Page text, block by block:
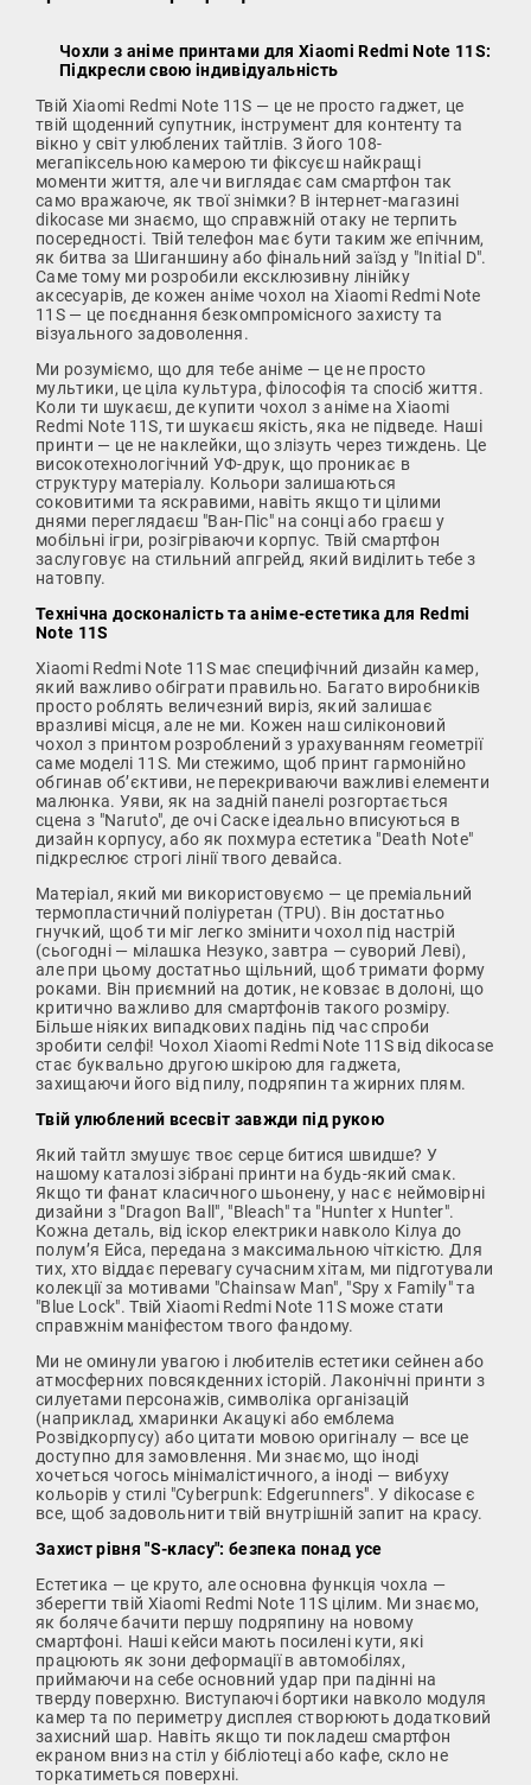
Чохли з аніме принтами для Xiaomi Redmi Note 11S:
Підкресли свою індивідуальність
Твій Xiaomi Redmi Note 11S — це не просто гаджет, це
твій щоденний супутник, інструмент для контенту та
вікно у світ улюблених тайтлів. З його 108-
мегапіксельною камерою ти фіксуєш найкращі
моменти життя, але чи виглядає сам смартфон так
само вражаюче, як твої знімки? В інтернет-магазині
dikocase ми знаємо, що справжній отаку не терпить
посередності. Твій телефон має бути таким же епічним,
як битва за Шиганшину або фінальний заїзд у "Initial D".
Саме тому ми розробили ексклюзивну лінійку
аксесуарів, де кожен аніме чохол на Xiaomi Redmi Note
11S — це поєднання безкомпромісного захисту та
візуального задоволення.
Ми розуміємо, що для тебе аніме — це не просто
мультики, це ціла культура, філософія та спосіб життя.
Коли ти шукаєш, де купити чохол з аніме на Xiaomi
Redmi Note 11S, ти шукаєш якість, яка не підведе. Наші
принти — це не наклейки, що злізуть через тиждень. Це
високотехнологічний УФ-друк, що проникає в
структуру матеріалу. Кольори залишаються
соковитими та яскравими, навіть якщо ти цілими
днями переглядаєш "Ван-Піс" на сонці або граєш у
мобільні ігри, розігріваючи корпус. Твій смартфон
заслуговує на стильний апгрейд, який виділить тебе з
натовпу.
Технічна досконалість та аніме-естетика для Redmi
Note 11S
Xiaomi Redmi Note 11S має специфічний дизайн камер,
який важливо обіграти правильно. Багато виробників
просто роблять величезний виріз, який залишає
вразливі місця, але не ми. Кожен наш силіконовий
чохол з принтом розроблений з урахуванням геометрії
саме моделі 11S. Ми стежимо, щоб принт гармонійно
обгинав об’єктиви, не перекриваючи важливі елементи
малюнка. Уяви, як на задній панелі розгортається
сцена з "Naruto", де очі Саске ідеально вписуються в
дизайн корпусу, або як похмура естетика "Death Note"
підкреслює строгі лінії твого девайса.
Матеріал, який ми використовуємо — це преміальний
термопластичний поліуретан (TPU). Він достатньо
гнучкий, щоб ти міг легко змінити чохол під настрій
(сьогодні — мілашка Незуко, завтра — суворий Леві),
але при цьому достатньо щільний, щоб тримати форму
роками. Він приємний на дотик, не ковзає в долоні, що
критично важливо для смартфонів такого розміру.
Більше ніяких випадкових падінь під час спроби
зробити селфі! Чохол Xiaomi Redmi Note 11S від dikocase
стає буквально другою шкірою для гаджета,
захищаючи його від пилу, подряпин та жирних плям.
Твій улюблений всесвіт завжди під рукою
Який тайтл змушує твоє серце битися швидше? У
нашому каталозі зібрані принти на будь-який смак.
Якщо ти фанат класичного шьонену, у нас є неймовірні
дизайни з "Dragon Ball", "Bleach" та "Hunter x Hunter".
Кожна деталь, від іскор електрики навколо Кілуа до
полум’я Ейса, передана з максимальною чіткістю. Для
тих, хто віддає перевагу сучасним хітам, ми підготували
колекції за мотивами "Chainsaw Man", "Spy x Family" та
"Blue Lock". Твій Xiaomi Redmi Note 11S може стати
справжнім маніфестом твого фандому.
Ми не оминули увагою і любителів естетики сейнен або
атмосферних повсякденних історій. Лаконічні принти з
силуетами персонажів, символіка організацій
(наприклад, хмаринки Акацукі або емблема
Розвідкорпусу) або цитати мовою оригіналу — все це
доступно для замовлення. Ми знаємо, що іноді
хочеться чогось мінімалістичного, а іноді — вибуху
кольорів у стилі "Cyberpunk: Edgerunners". У dikocase є
все, щоб задовольнити твій внутрішній запит на красу.
Захист рівня "S-класу": безпека понад усе
Естетика — це круто, але основна функція чохла —
зберегти твій Xiaomi Redmi Note 11S цілим. Ми знаємо,
як боляче бачити першу подряпину на новому
смартфоні. Наші кейси мають посилені кути, які
працюють як зони деформації в автомобілях,
приймаючи на себе основний удар при падінні на
тверду поверхню. Виступаючі бортики навколо модуля
камер та по периметру дисплея створюють додатковий
захисний шар. Навіть якщо ти покладеш смартфон
екраном вниз на стіл у бібліотеці або кафе, скло не
торкатиметься поверхні.